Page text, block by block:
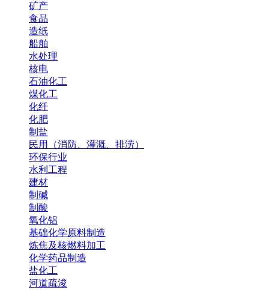
矿产
食品
造纸
船舶
水处理
核电
石油化工
煤化工
化纤
化肥
制盐
民用（消防、灌溉、排涝）
环保行业
水利工程
建材
制碱
制酸
氧化铝
基础化学原料制造
炼焦及核燃料加工
化学药品制造
盐化工
河道疏浚